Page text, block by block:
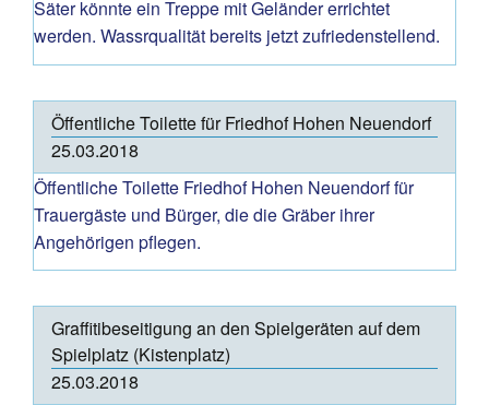
Säter könnte ein Treppe mit Geländer errichtet
werden. Wassrqualität bereits jetzt zufriedenstellend.
Öffentliche Toilette für Friedhof Hohen Neuendorf
25.03.2018
Öffentliche Toilette Friedhof Hohen Neuendorf für
Trauergäste und Bürger, die die Gräber ihrer
Angehörigen pflegen.
Graffitibeseitigung an den Spielgeräten auf dem
Spielplatz (Kistenplatz)
25.03.2018